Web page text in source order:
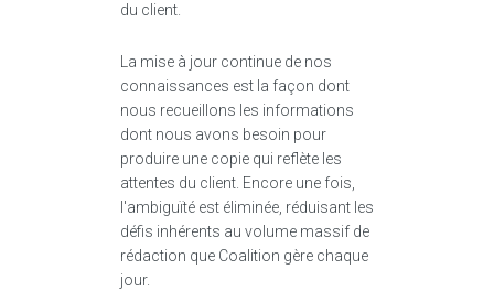
du client.
La mise à jour continue de nos
connaissances est la façon dont
nous recueillons les informations
dont nous avons besoin pour
produire une copie qui reflète les
attentes du client. Encore une fois,
l'ambiguïté est éliminée, réduisant les
défis inhérents au volume massif de
rédaction que Coalition gère chaque
jour.